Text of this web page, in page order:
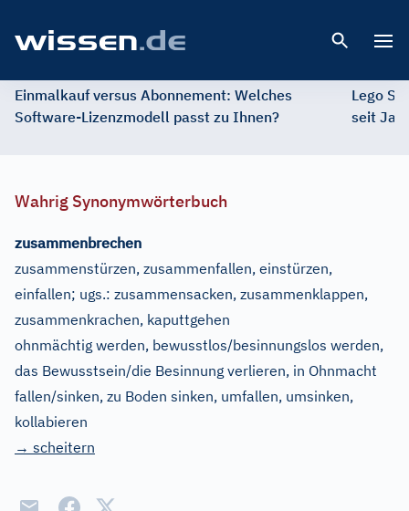
Einmalkauf versus Abonnement: Welches
Software-Lizenzmodell passt zu Ihnen?
Lego
seit
Wahrig Synonymwörterbuch
zusammenbrechen
zusammenstürzen, zusammenfallen, einstürzen,
einfallen; ugs.: zusammensacken, zusammenklappen,
zusammenkrachen, kaputtgehen
ohnmächtig werden, bewusstlos/besinnungslos werden,
das Bewusstsein/die Besinnung verlieren, in Ohnmacht
fallen/sinken, zu Boden sinken, umfallen, umsinken,
kollabieren
→ scheitern